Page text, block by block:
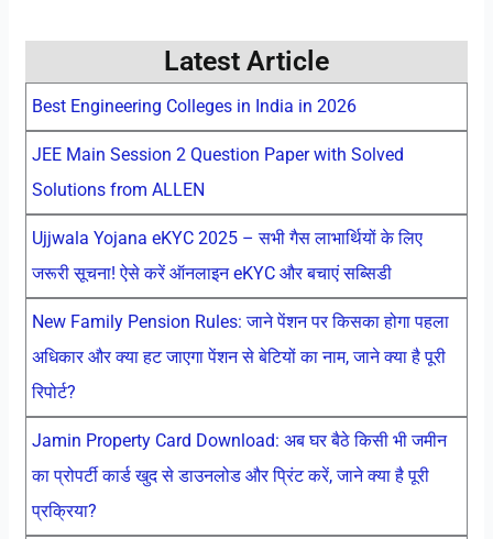
Latest Article
Best Engineering Colleges in India in 2026
JEE Main Session 2 Question Paper with Solved
Solutions from ALLEN
Ujjwala Yojana eKYC 2025 – सभी गैस लाभार्थियों के लिए
जरूरी सूचना! ऐसे करें ऑनलाइन eKYC और बचाएं सब्सिडी
New Family Pension Rules: जाने पेंशन पर किसका होगा पहला
अधिकार और क्या हट जाएगा पेंशन से बेटियों का नाम, जाने क्या है पूरी
रिपोर्ट?
Jamin Property Card Download: अब घर बैठे किसी भी जमीन
का प्रोपर्टी कार्ड खुद से डाउनलोड और प्रिंट करें, जाने क्या है पूरी
प्रक्रिया?